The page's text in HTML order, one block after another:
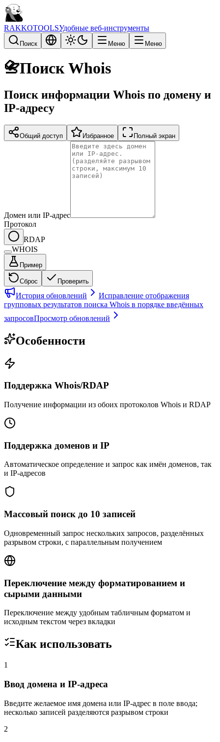
RAKKOTOOLSУдобные веб-инструменты
Поиск Меню Меню
📇Поиск Whois
Поиск информации Whois по домену и
IP-адресу
Общий доступ Избранное Полный экран
Домен или IP-адрес
Протокол
RDAP
WHOIS
Пример
Сброс Проверить
История обновлений
Исправление отображения
групповых результатов поиска Whois в порядке введённых
запросовПросмотр обновлений
Особенности
Поддержка Whois/RDAP
Получение информации из обоих протоколов Whois и RDAP
Поддержка доменов и IP
Автоматическое определение и запрос как имён доменов, так
и IP-адресов
Массовый поиск до 10 записей
Одновременный запрос нескольких запросов, разделённых
разрывом строки, с параллельным получением
Переключение между форматированием и
сырыми данными
Переключение между удобным табличным форматом и
исходным текстом через вкладки
Как использовать
1
Ввод домена и IP-адреса
Введите желаемое имя домена или IP-адрес в поле ввода;
несколько записей разделяются разрывом строки
2